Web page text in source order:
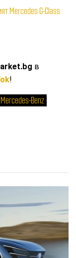
Mercedes G-Class
в
!
Mercedes-Benz